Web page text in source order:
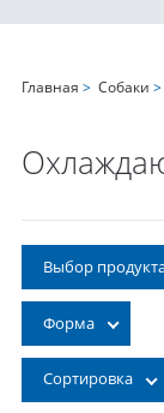
Главная > Собаки >
Выбор
Форма
Сортировка